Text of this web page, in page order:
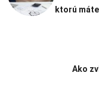
ktorú
Ako